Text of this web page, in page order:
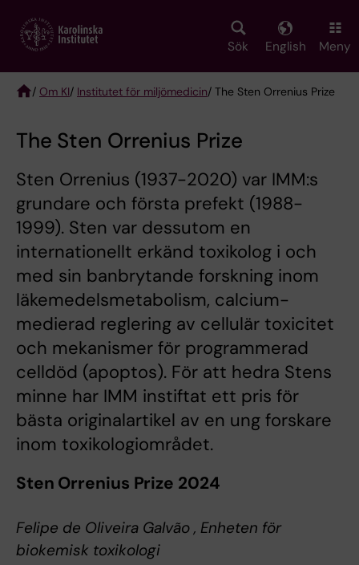
main
Sök English Meny
/ Om KI/ Institutet för miljömedicin/ The Sten Orrenius Prize
The Sten Orrenius Prize
Sten Orrenius (1937-2020) var IMM:s
grundare och första prefekt (1988-
1999). Sten var dessutom en
internationellt erkänd toxikolog i och
med sin banbrytande forskning inom
läkemedelsmetabolism, calcium-
medierad reglering av cellulär toxicitet
och mekanismer för programmerad
celldöd (apoptos). För att hedra Stens
minne har IMM instiftat ett pris för
bästa originalartikel av en ung forskare
inom toxikologiområdet.
Sten Orrenius Prize 2024
Felipe de Oliveira Galvão , Enheten för
biokemisk toxikologi